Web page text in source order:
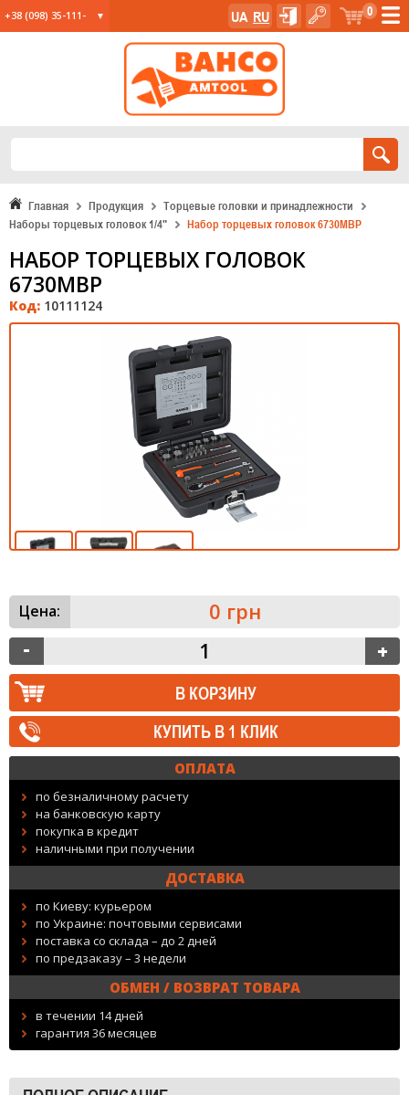
+38 (098) 35-111- 0
UA RU
Главная Продукция
Торцевые головки и принадлежности
Наборы торцевых головок 1/4"
Набор торцевых головок 6730MBP
НАБОР ТОРЦЕВЫХ ГОЛОВОК
6730MBP
Код: 10111124
Цена: 0 грн
КУПИТЬ В 1 КЛИК
ОПЛАТА
по безналичному расчету
на банковскую карту
покупка в кредит
наличными при получении
ДОСТАВКА
по Киеву: курьером
по Украине: почтовыми сервисами
поставка со склада – до 2 дней
по предзаказу – 3 недели
ОБМЕН / ВОЗВРАТ ТОВАРА
в течении 14 дней
гарантия 36 месяцев